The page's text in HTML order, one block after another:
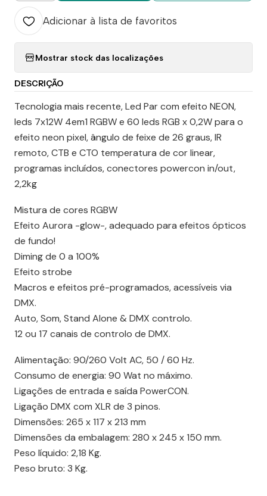
Adicionar à lista de favoritos
Mostrar stock das localizações
DESCRIÇÃO
Tecnologia mais recente, Led Par com efeito NEON,
leds 7x12W 4em1 RGBW e 60 leds RGB x 0,2W para o
efeito neon pixel, ângulo de feixe de 26 graus, IR
remoto, CTB e CTO temperatura de cor linear,
programas incluídos, conectores powercon in/out,
2,2kg
Mistura de cores RGBW
Efeito Aurora -glow-, adequado para efeitos ópticos
de fundo!
Diming de 0 a 100%
Efeito strobe
Macros e efeitos pré-programados, acessíveis via
DMX.
Auto, Som, Stand Alone & DMX controlo.
12 ou 17 canais de controlo de DMX.
Alimentação: 90/260 Volt AC, 50 / 60 Hz.
Consumo de energia: 90 Wat no máximo.
Ligações de entrada e saída PowerCON.
Ligação DMX com XLR de 3 pinos.
Dimensões: 265 x 117 x 213 mm
Dimensões da embalagem: 280 x 245 x 150 mm.
Peso líquido: 2,18 Kg.
Peso bruto: 3 Kg.